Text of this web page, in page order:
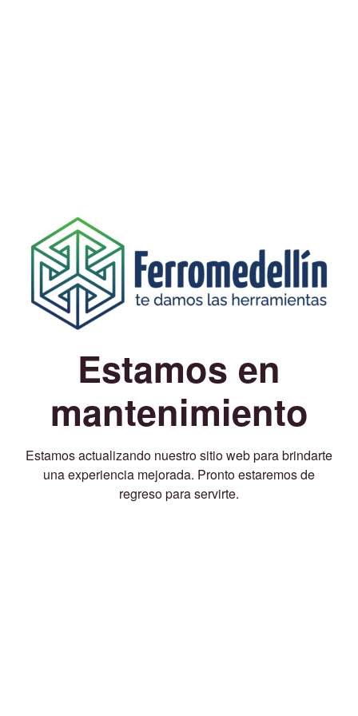
Estamos en
mantenimiento
Estamos actualizando nuestro sitio web para brindarte
una experiencia mejorada. Pronto estaremos de
regreso para servirte.